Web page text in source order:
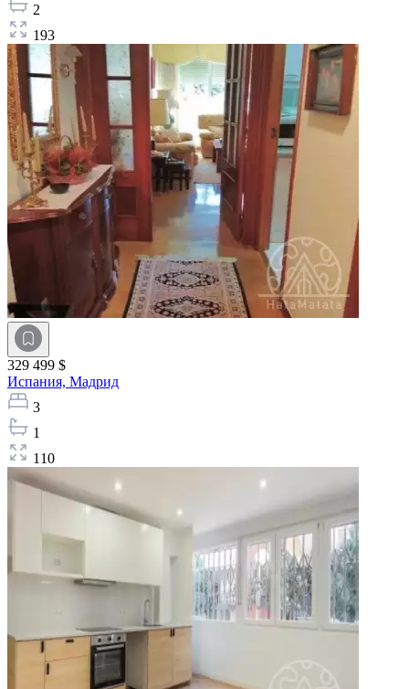
2
193
329 499 $
Испания, Мадрид
3
1
110